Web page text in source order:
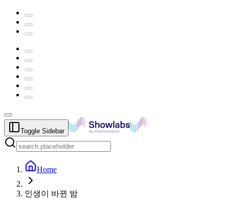
Toggle Sidebar
Home
인생이 바뀐 밤